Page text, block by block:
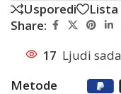
Usporedi
Lista
Share:
17 Ljudi
Metode